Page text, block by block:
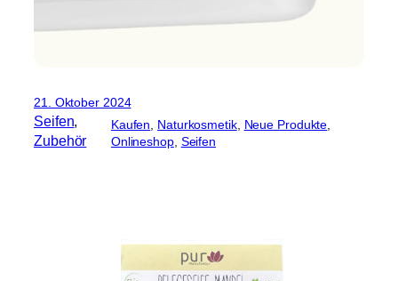
21. Oktober 2024
Seifen
Zubehör
Kaufen Naturkosmetik, Neue Produkte
Onlineshop, Seifen